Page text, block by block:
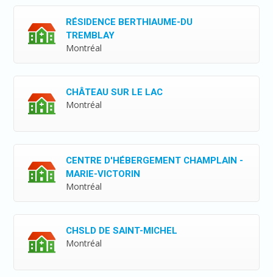
RÉSIDENCE BERTHIAUME-DU
TREMBLAY
Montréal
CHÂTEAU SUR LE LAC
Montréal
CENTRE D'HÉBERGEMENT CHAMPLAIN -
MARIE-VICTORIN
Montréal
CHSLD DE SAINT-MICHEL
Montréal